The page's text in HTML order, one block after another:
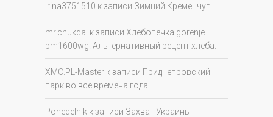
Irina3751510 к записи Зимний Кременчуг
mr.chukdal к записи Хлебопечка gorenje
bm1600wg. Альтернативный рецепт хлеба.
XMC.PL-Master к записи Приднепровский
парк во все времена года.
Ponedelnik к записи Захват Украины